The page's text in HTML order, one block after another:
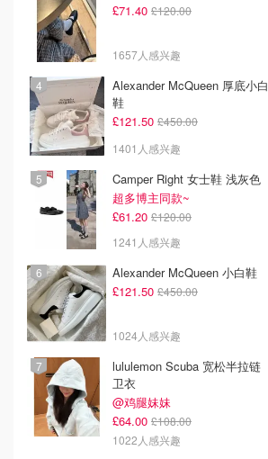
£71.40 £120.00
1657人感兴趣
Alexander McQueen 厚底小白
鞋
£121.50 £450.00
1401人感兴趣
Camper Right 女士鞋 浅灰色
超多博主同款~
£61.20 £120.00
1241人感兴趣
Alexander McQueen 小白鞋
£121.50 £450.00
1024人感兴趣
lululemon Scuba 宽松半拉链
卫衣
@鸡腿妹妹
£64.00 £108.00
1022人感兴趣